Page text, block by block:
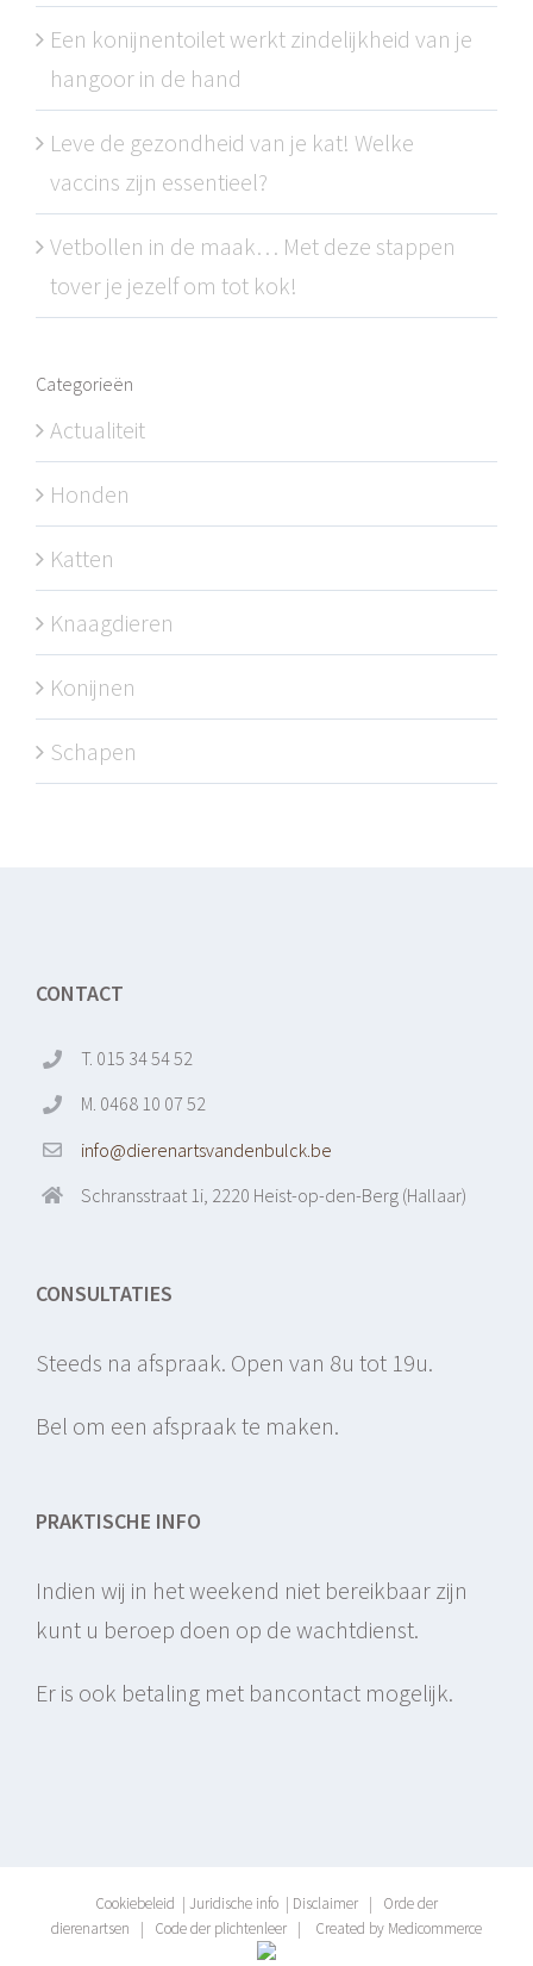
Een konijnentoilet werkt zindelijkheid van je
hangoor in de hand
Leve de gezondheid van je kat! Welke
vaccins zijn essentieel?
Vetbollen in de maak… Met deze stappen
tover je jezelf om tot kok!
Categorieën
Actualiteit
Honden
Katten
Knaagdieren
Konijnen
Schapen
CONTACT
T. 015 34 54 52
M. 0468 10 07 52
info@dierenartsvandenbulck.be
Schransstraat 1i, 2220 Heist-op-den-Berg (Hallaar)
CONSULTATIES
Steeds na afspraak. Open van 8u tot 19u.
Bel om een afspraak te maken.
PRAKTISCHE INFO
Indien wij in het weekend niet bereikbaar zijn
kunt u beroep doen op de wachtdienst.
Er is ook betaling met bancontact mogelijk.
Cookiebeleid | Juridische info | Disclaimer | Orde der
dierenartsen | Code der plichtenleer | Created by Medicommerce